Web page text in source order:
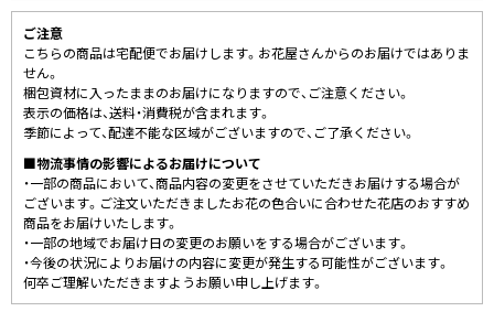
ご注意
こちらの商品は宅配便でお届けします。お花屋さんからのお届けではありま
せん。
梱包資材に入ったままのお届けになりますので、ご注意ください。
表示の価格は、送料・消費税が含まれます。
季節によって、配達不能な区域がございますので、ご了承ください。
■物流事情の影響によるお届けについて
・一部の商品において、商品内容の変更をさせていただきお届けする場合が
ございます。ご注文いただきましたお花の色合いに合わせた花店のおすすめ
商品をお届けいたします。
・一部の地域でお届け日の変更のお願いをする場合がございます。
・今後の状況によりお届けの内容に変更が発生する可能性がございます。
何卒ご理解いただきますようお願い申し上げます。